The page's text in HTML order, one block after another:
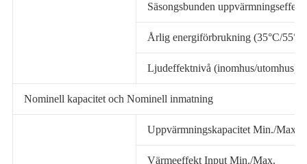
Säsongsbunden
Årlig energiförbrukning (35°C/
Ljudeffektnivå (inomhus/utomhus)
Nominell kapacitet och Nominell inmatning
Uppvärmningskapacitet Min./Max
Värmeeffekt Input Min./Max.